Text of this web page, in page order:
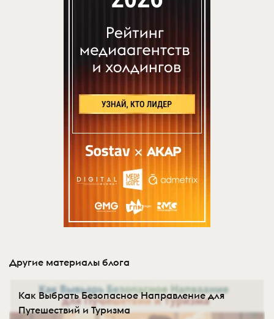
Другие материалы блога
Как Выбрать Безопасное Направление для
Путешествий и Туризма